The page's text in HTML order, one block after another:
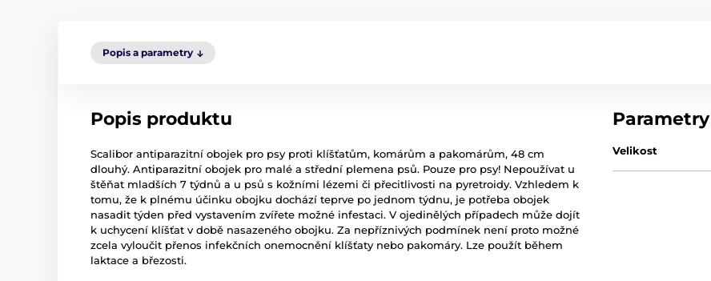
Popis a parametry
Popis produktu
Scalibor antiparazitní obojek pro psy proti klíšťatům, komárům a pakomárům, 48 cm
dlouhý. Antiparazitní obojek pro malé a střední plemena psů. Pouze pro psy! Nepoužívat u
štěňat mladších 7 týdnů a u psů s kožními lézemi či přecitlivosti na pyretroidy. Vzhledem k
tomu, že k plnému účinku obojku dochází teprve po jednom týdnu, je potřeba obojek
nasadit týden před vystavením zvířete možné infestaci. V ojedinělých případech může dojít
k uchycení klíšťat v době nasazeného obojku. Za nepříznivých podmínek není proto možné
zcela vyloučit přenos infekčních onemocnění klíšťaty nebo pakomáry. Lze použít během
laktace a březosti.
Parametry
Velikost